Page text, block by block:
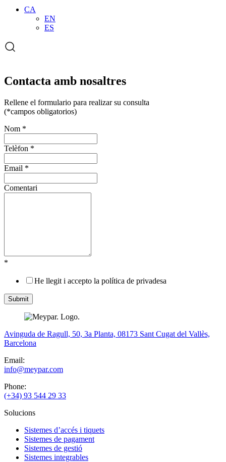
CA
EN
ES
Obriu
el
Contacta amb nosaltres
Rellene el formulario para realizar su consulta
(*campos obligatorios)
Nom *
Telèfon *
Email *
Comentari
*
He llegit i accepto la política de privadesa
Avinguda de Ragull, 50, 3a Planta, 08173 Sant Cugat del Vallès,
Barcelona
Email:
info@meypar.com
Phone:
(+34) 93 544 29 33
Solucions
Sistemes d’accés i tiquets
Sistemes de pagament
Sistemes de gestió
Sistemes integrables